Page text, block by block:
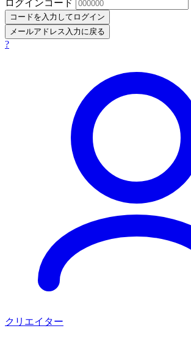
ログインコード
コードを入力してログイン
メールアドレス入力に戻る
?
クリエイター